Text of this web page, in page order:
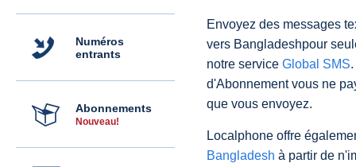
Numéros
entrants
Abonnements
Nouveau!
Envoyez des messages
vers Bangladeshpour
notre service Global SMS
d'Abonnement vous ne
que vous envoyez.
Localphone offre
Bangladesh à partir de